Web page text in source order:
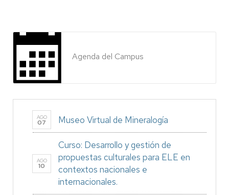
Agenda del Campus
AGO
07 Museo Virtual de Mineralogía
AGO
10
Curso: Desarrollo y gestión de
propuestas culturales para ELE en
contextos nacionales e
internacionales.